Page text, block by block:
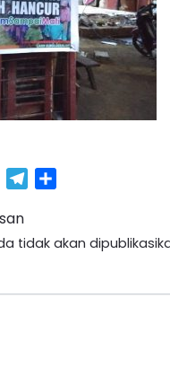
Line Telegram
tidak akan